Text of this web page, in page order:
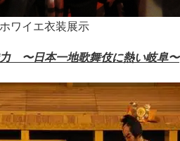
ワイエ衣装展示
〜日本一地歌舞伎に熱い岐阜〜